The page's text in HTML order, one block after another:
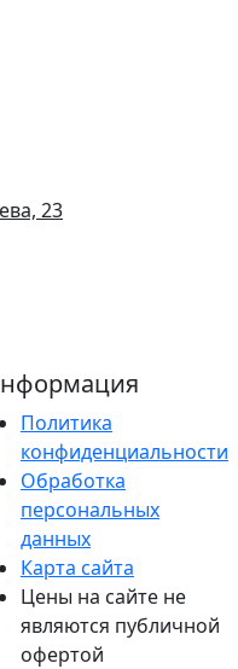
23
Политика
конфиденциальности
Обработка
персональных
данных
Карта сайта
Цены на сайте не
являются публичной
офертой